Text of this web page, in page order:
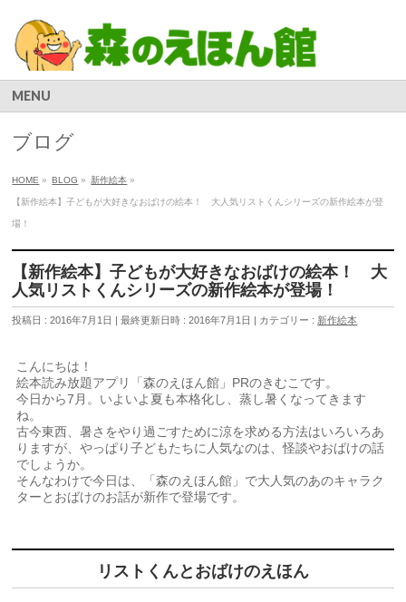
MENU
ブログ
HOME » BLOG » 新作絵本 »
【新作絵本】子どもが大好きなおばけの絵本！ 大人気リストくんシリーズの新作絵本が登
場！
【新作絵本】子どもが大好きなおばけの絵本！ 大
人気リストくんシリーズの新作絵本が登場！
投稿日 : 2016年7月1日 最終更新日時 : 2016年7月1日 カテゴリー : 新作絵本
こんにちは！
絵本読み放題アプリ「森のえほん館」PRのきむこです。
今日から7月。いよいよ夏も本格化し、蒸し暑くなってきます
ね。
古今東西、暑さをやり過ごすために涼を求める方法はいろいろあ
りますが、やっぱり子どもたちに人気なのは、怪談やおばけの話
でしょうか。
そんなわけで今日は、「森のえほん館」で大人気のあのキャラク
ターとおばけのお話が新作で登場です。
リストくんとおばけのえほん